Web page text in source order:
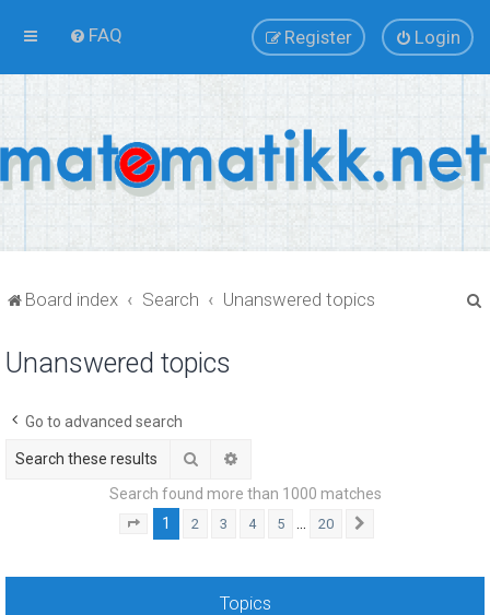
FAQ Login
Register
Board index Search Unanswered topics
Unanswered topics
Go to advanced search
Search
Search found more than 1000 matches
Page of 20
1 2 3 4 5 20
Topics